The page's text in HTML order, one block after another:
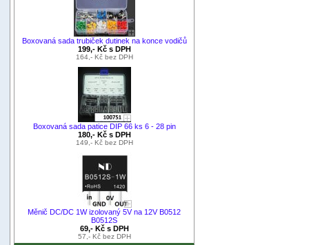
Boxovaná sada trubiček dutinek na konce vodičů
199,- Kč s DPH
164,- Kč bez DPH
Boxovaná sada patice DIP 66 ks 6 - 28 pin
180,- Kč s DPH
149,- Kč bez DPH
Měnič DC/DC 1W izolovaný 5V na 12V B0512
B0512S
69,- Kč s DPH
57,- Kč bez DPH